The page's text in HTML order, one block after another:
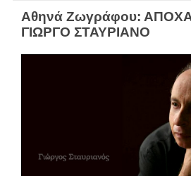
Αθηνά Ζωγράφου:
ΓΙΩΡΓΟ ΣΤΑΥΡΙΑΝΟ